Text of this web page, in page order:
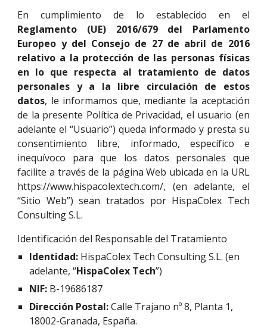
En cumplimiento de lo establecido en el
Reglamento (UE) 2016/679 del Parlamento
Europeo y del Consejo de 27 de abril de 2016
relativo a la protección de las personas físicas
en lo que respecta al tratamiento de datos
personales y a la libre circulación de estos
datos, le informamos que, mediante la aceptación
de la presente Política de Privacidad, el usuario (en
adelante el “Usuario”) queda informado y presta su
consentimiento libre, informado, específico e
inequívoco para que los datos personales que
facilite a través de la página Web ubicada en la URL
https://www.hispacolextech.com/, (en adelante, el
“Sitio Web”) sean tratados por HispaColex Tech
Consulting S.L.
Identificación del Responsable del Tratamiento
Identidad: HispaColex Tech Consulting S.L. (en
adelante, “HispaColex Tech”)
NIF: B-19686187
Dirección Postal: Calle Trajano nº 8, Planta 1,
18002-Granada, España.